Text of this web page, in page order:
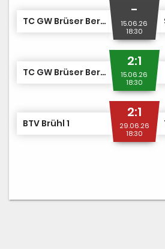
TC GW Brüser Berg 1
-
15.06.26
18:30
TC GW Brüser Berg 1
2:1
15.06.26
18:30
BTV Brühl 1
2:1
29.06.26
18:30